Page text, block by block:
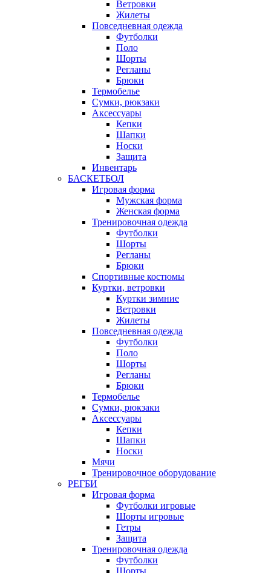
Ветровки
Жилеты
Повседневная одежда
Футболки
Поло
Шорты
Регланы
Брюки
Термобелье
Сумки, рюкзаки
Аксессуары
Кепки
Шапки
Носки
Защита
Инвентарь
БАСКЕТБОЛ
Игровая форма
Мужская форма
Женская форма
Тренировочная одежда
Футболки
Шорты
Регланы
Брюки
Спортивные костюмы
Куртки, ветровки
Куртки зимние
Ветровки
Жилеты
Повседневная одежда
Футболки
Поло
Шорты
Регланы
Брюки
Термобелье
Сумки, рюкзаки
Аксессуары
Кепки
Шапки
Носки
Мячи
Тренировочное оборудование
РЕГБИ
Игровая форма
Футболки игровые
Шорты игровые
Гетры
Защита
Тренировочная одежда
Футболки
Шорты